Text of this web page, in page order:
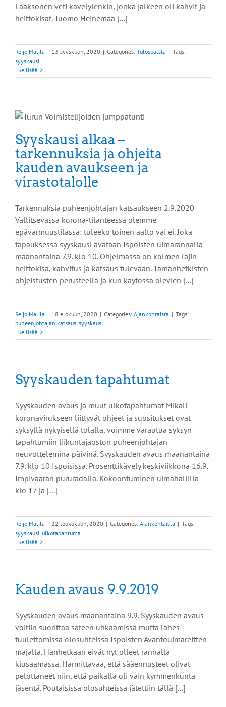
Laaksonen veti kävelylenkin, jonka jälkeen oli kahvit ja
heittokisat. Tuomo Heinemaa [...]
Reijo Malila | 13 syyskuun, 2020 | Categories: Tulospalsta | Tags:
syyskausi
Lue lisää
Syyskausi alkaa –
tarkennuksia ja ohjeita
kauden avaukseen ja
virastotalolle
Tarkennuksia puheenjohtajan katsaukseen 2.9.2020
Vallitsevassa korona-tilanteessa olemme
epävarmuustilassa: tuleeko toinen aalto vai ei. Joka
tapauksessa syyskausi avataan Ispoisten uimarannalla
maanantaina 7.9. klo 10. Ohjelmassa on kolmen lajin
heittokisa, kahvitus ja katsaus tulevaan. Tämänhetkisten
ohjeistusten perusteella ja kun käytössä olevien [...]
Reijo Malila | 18 elokuun, 2020 | Categories: Ajankohtaista | Tags:
puheenjohtajan katsaus syyskausi
Lue lisää
Syyskauden tapahtumat
Syyskauden avaus ja muut ulkotapahtumat Mikäli
koronavirukseen liittyvät ohjeet ja suositukset ovat
syksyllä nykyisellä tolalla, voimme varautua syksyn
tapahtumiin liikuntajaoston puheenjohtajan
neuvottelemina päivinä. Syyskauden avaus maanantaina
7.9. klo 10 Ispoisissa. Prosenttikävely keskiviikkona 16.9.
Impivaaran pururadalla. Kokoontuminen uimahallilla
klo 17 ja [...]
Reijo Malila | 22 toukokuun, 2020 | Categories: Ajankohtaista | Tags:
syyskausi ulkotapahtuma
Lue lisää
Kauden avaus 9.9.2019
Syyskauden avaus maanantaina 9.9. Syyskauden avaus
voitiin suorittaa sateen uhkaamissa mutta lähes
tuulettomissa olosuhteissa Ispoisten Avantouimareitten
majalla. Hanhetkaan eivät nyt olleet rannalla
kiusaamassa. Harmittavaa, että sääennusteet olivat
pelottaneet niin, että paikalla oli vain kymmenkunta
jäsentä. Poutaisissa olosuhteissa jätettiin tällä [...]